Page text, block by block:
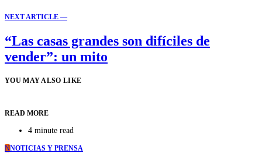
NEXT ARTICLE —
“Las casas grandes son difíciles de
vender”: un mito
YOU MAY ALSO LIKE
READ MORE
4 minute read
NNOTICIAS Y PRENSA